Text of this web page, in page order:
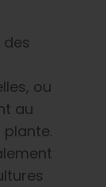
ou
au